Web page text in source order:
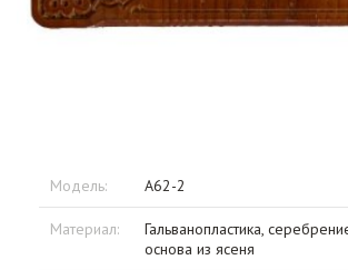
Модель: А62-2
Материал:
Гальванопластика,
основа из ясеня